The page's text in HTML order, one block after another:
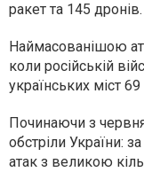
ракет та 145 дронів.
Наймасованішою
коли російській
українських міст
Починаючи з
обстріли України:
атак з великою